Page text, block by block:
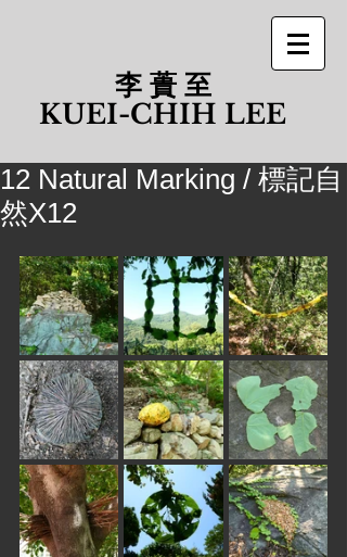
李 蕢 至
​KUEI-CHIH LEE
12 Natural Marking / 標記自
然X12